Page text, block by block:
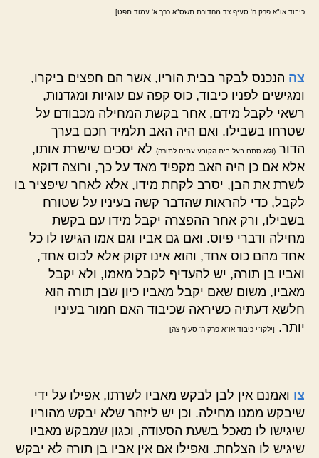
כיבוד או"א פרק ה' סעיף צד מהדורת תשס"א כרך א' עמוד תפט]
צה הנכנס לבקר בבית הוריו, אשר הם חפצים ביקרו,
ומגישים לפניו כיבוד, כוס קפה עם עוגיות ומגדנות,
רשאי לקבל מידם, אחר בקשת המחילה מכבודם על
שטרחו בשבילו. ואם היה האב תלמיד חכם בערך
הדור (ולא סתם בעל בית הקובע עתים לתורה) לא יסכים שישרת אותו,
אלא אם כן היה האב מקפיד מאד על כך, ורוצה דוקא
לשרת את הבן, יסרב לקחת מידו, אלא לאחר שיפציר בו
לקבל, כדי להראות שהדבר קשה בעיניו על שטורח
בשבילו, ורק אחר ההפצרה יקבל מידו עם בקשת
מחילה ודברי פיוס. ואם גם אביו וגם אמו הגישו לו כל
אחד מהם כוס אחד, והוא אינו זקוק אלא לכוס אחד,
ואביו בן תורה, יש להעדיף לקבל מאמו, ולא יקבל
מאביו, משום שאם יקבל מאביו כיון שבן תורה הוא
חלשא דעתיה כשיראה שכיבוד האם חמור בעיניו
יותר.
[ילקו"י כיבוד או"א פרק ה' סעיף צה]
צו ואמנם אין לבן לבקש מאביו לשרתו, אפילו על ידי
שיבקש ממנו מחילה. וכן יש ליזהר שלא יבקש מהוריו
שיגישו לו מאכל בשעת הסעודה, וכגון שמבקש מאביו
שיגיש לו הצלחת. ואפילו אם אין אביו בן תורה לא יבקש